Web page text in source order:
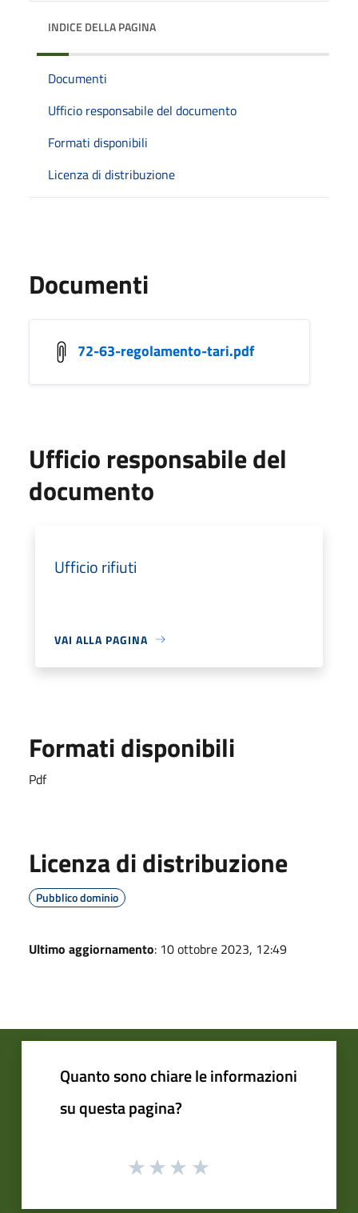
INDICE DELLA PAGINA
Documenti
Ufficio responsabile del documento
Formati disponibili
Licenza di distribuzione
Documenti
72-63-regolamento-tari.pdf
Ufficio responsabile del
documento
Ufficio rifiuti
VAI ALLA PAGINA
Formati disponibili
Pdf
Licenza di distribuzione
Pubblico dominio
Ultimo aggiornamento: 10 ottobre 2023, 12:49
Quanto sono chiare le informazioni
su questa pagina?